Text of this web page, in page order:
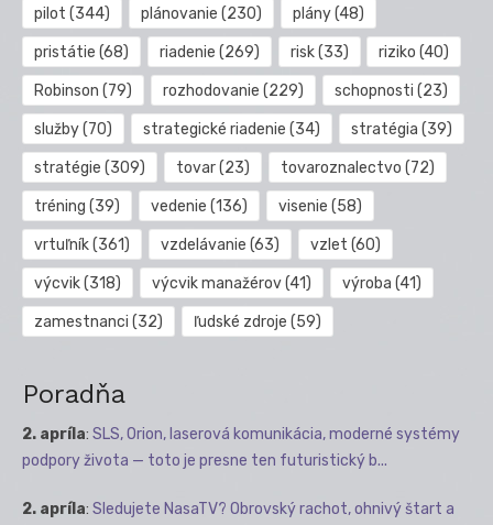
pilot (344) plánovanie (230) plány(48)
pristátie (68) riadenie (269) risk(33) riziko (40)
Robinson (79) rozhodovanie (229) schopnosti (23)
služby(70) strategické riadenie (34) stratégia (39)
stratégie (309) tovar(23) tovaroznalectvo (72)
tréning (39) vedenie (136) visenie (58)
vrtuľník(361) vzdelávanie (63) vzlet (60)
výcvik(318) výcvik manažérov(41) výroba (41)
zamestnanci (32) ľudské zdroje (59)
Poradňa
2. apríla: SLS, Orion, laserová komunikácia, moderné systémy
podpory života — toto je presne ten futuristický b...
2. apríla: Sledujete NasaTV? Obrovský rachot, ohnivý štart a